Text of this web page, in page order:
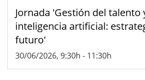
Jornada 'Gestión del talento
inteligencia artificial:
futuro'
30/06/2026, 9:30h - 11:30h